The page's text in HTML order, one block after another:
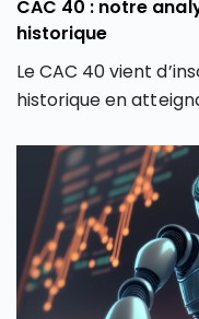
CAC 40 : notre
historique
Le CAC 40 vient
historique en
parisien semble
haussière en
février 2026.
CAC 40 ? Quels
parisien ? Et
elle encore se